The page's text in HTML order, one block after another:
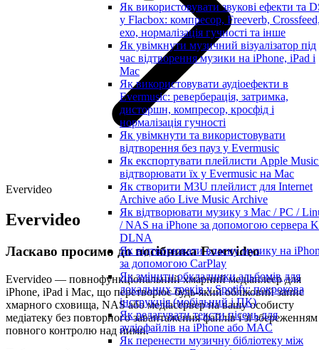
Як використовувати звукові ефекти та
у Flacbox: компресор, Freeverb,
ехо, нормалізація гучності та інше
Як увімкнути музичний візуалізатор під
час відтворення музики на iPhone, iPad і
Mac
Як використовувати аудіоефекти в
Evermusic: реверберація, затримка,
дисторшн, компресор, кросфід і
нормалізація гучності
Як увімкнути та використовувати
відтворення без пауз у Evermusic
Як експортувати плейлисти Apple Music
відтворювати їх у Evermusic на Mac
Як створити M3U плейлист для Internet
Archive або Live Music Archive
Як відтворювати музику з Mac / PC /
/ NAS на iPhone за допомогою сервера
DLNA
Як відтворювати власну музику на
за допомогою CarPlay
Як змінити обкладинки альбомів для
локальних треків у Spotify: покрокова
інструкція (мобільний і ПК)
Як редагувати тексти пісень для
аудіофайлів на iPhone або MAC
Як перенести музичну бібліотеку між
Evervideo
Evervideo
Ласкаво просимо до посібника Evervideo
Evervideo — повнофункціональний хмарний медіаплеєр для
iPhone, iPad і Mac, що перетворює будь-який обліковий запис
хмарного сховища, NAS або медіасервер на вашу особисту
медіатеку без повторного завантаження файлів і зі збереженням
повного контролю над ними.